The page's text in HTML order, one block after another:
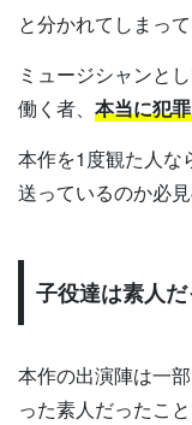
と分かれてしまって
ミュージシャンと
働く者、 本当に犯
本作を1度観た人な
送っているのか必
子役達は素人
本作の出演陣は一
った素人だったこ